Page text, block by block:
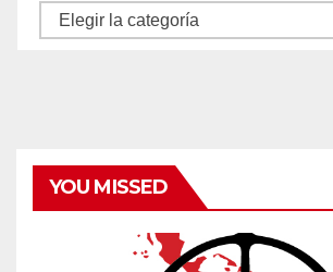
Autores
YOU MISSED